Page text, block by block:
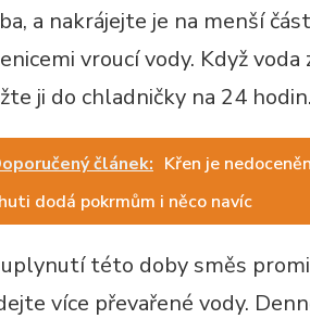
a nakrájejte je na menší
vroucí vody. Když
ji do chladničky na 24 hodin.
článek: Křen je
dodá pokrmům i něco navíc
této doby směs
více převařené vody.